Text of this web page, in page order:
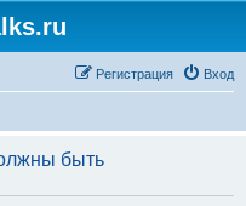
Вход
Регистрация
быть